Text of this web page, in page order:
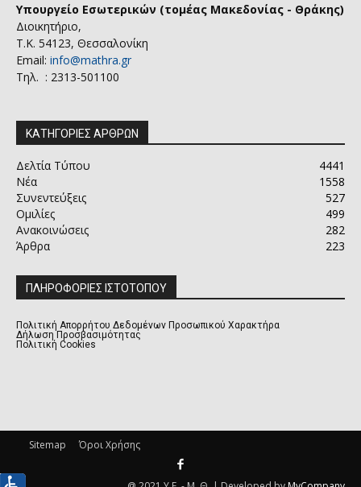
Υπουργείο Εσωτερικών (τομέας Μακεδονίας - Θράκης)
Διοικητήριο,
Τ.Κ. 54123, Θεσσαλονίκη
Email: info@mathra.gr
Τηλ. : 2313-501100
ΚΑΤΗΓΟΡΙΕΣ ΑΡΘΡΩΝ
Δελτία Τύπου
4441
Νέα
1558
Συνεντεύξεις
527
Ομιλίες
499
Ανακοινώσεις
282
Άρθρα
223
ΠΛΗΡΟΦΟΡΙΕΣ ΙΣΤΟΤΟΠΟΥ
Πολιτική Απορρήτου Δεδομένων Προσωπικού Χαρακτήρα
Δήλωση Προσβασιμότητας
Πολιτική Cookies
Sitemap Όροι Χρήσης